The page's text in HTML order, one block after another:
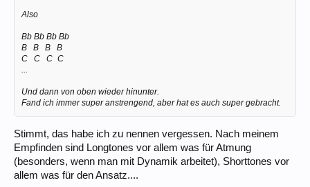
Also
Bb Bb Bb Bb
B
B B
B
C
C C C
...
Und dann von oben wieder hinunter.
Fand ich immer super anstrengend, aber hat es auch super gebracht.
Stimmt, das habe ich zu nennen vergessen. Nach meinem
Empfinden sind Longtones vor allem was für Atmung
(besonders, wenn man mit Dynamik arbeitet), Shorttones vor
allem was für den Ansatz....